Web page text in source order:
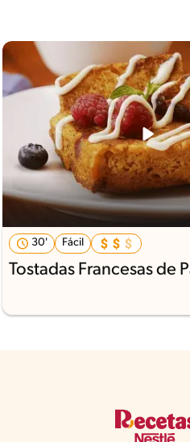
30' Fácil
Tostadas Francesas de